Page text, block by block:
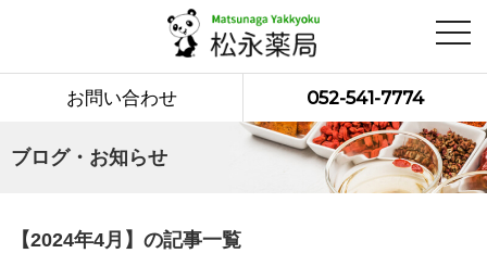
052-541-7774
お問い合わせ
ブログ・お知らせ
【2024年4月】の記事一覧